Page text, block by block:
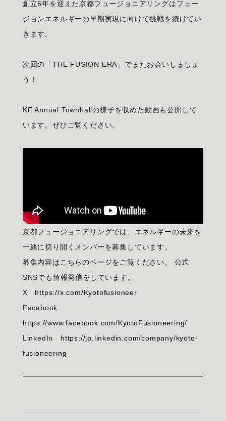
創立6年を迎えた京都フュージョニアリングはフュー
ジョンエネルギーの早期実現に向けて挑戦を続けてい
きます。
次回の「THE FUSION ERA」でまたお会いしましょ
う！
KF Annual Townhallの様子を収めた動画も公開して
います。ぜひご覧ください。
京都フュージョニアリングでは、エネルギーの未来を
一緒に切り開くメンバーを募集しています。
募集内容は こちらのページをご覧ください。 公式
SNSでも情報発信をしています。
X https://x.com/Kyotofusioneer
Facebook
https://www.facebook.com/KyotoFusioneering/
LinkedIn https://jp.linkedin.com/company/kyoto-
fusioneering